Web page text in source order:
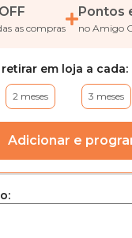
as compras
Pontos
no Amigo
em loja a cada:
2 meses 3 meses
Adicionar e